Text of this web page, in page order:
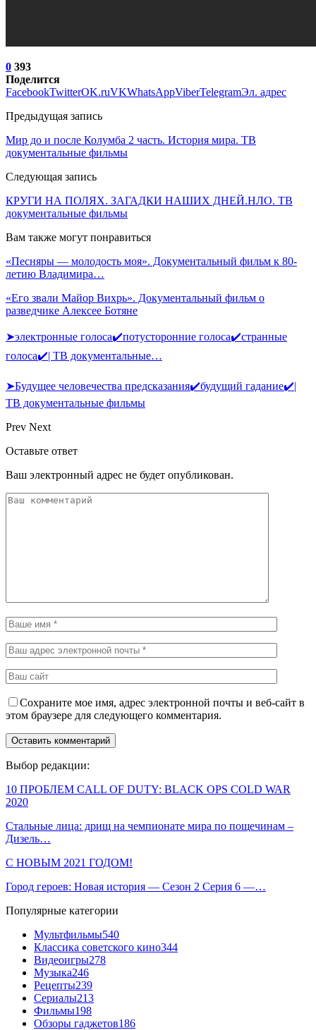
0 393
Поделится
FacebookTwitterOK.ruVKWhatsAppViberTelegramЭл. адрес
Предыдущая запись
Мир до и после Колумба 2 часть. История мира. ТВ
документальные фильмы
Следующая запись
КРУГИ НА ПОЛЯХ. ЗАГАДКИ НАШИХ ДНЕЙ.НЛО. ТВ
документальные фильмы
Вам также могут понравиться
«Песняры — молодость моя». Документальный фильм к 80-
летию Владимира…
«Его звали Майор Вихрь». Документальный фильм о
разведчике Алексее Ботяне
➤электронные голоса✔️потусторонние голоса✔️странные
голоса✔️| ТВ документальные…
➤Будущее человечества предсказания✔️будущий гадание✔️|
ТВ документальные фильмы
Prev Next
Оставьте ответ
Ваш электронный адрес не будет опубликован.
Сохраните мое имя, адрес электронной почты и веб-сайт в
этом браузере для следующего комментария.
Выбор редакции:
10 ПРОБЛЕМ CALL OF DUTY: BLACK OPS COLD WAR
2020
Стальные лица: дрищ на чемпионате мира по пощечинам –
Дизель…
С НОВЫМ 2021 ГОДОМ!
Город героев: Новая история — Сезон 2 Серия 6 —…
Популярные категории
Мультфильмы540
Классика советского кино344
Видеоигры278
Музыка246
Рецепты239
Сериалы213
Фильмы198
Обзоры гаджетов186